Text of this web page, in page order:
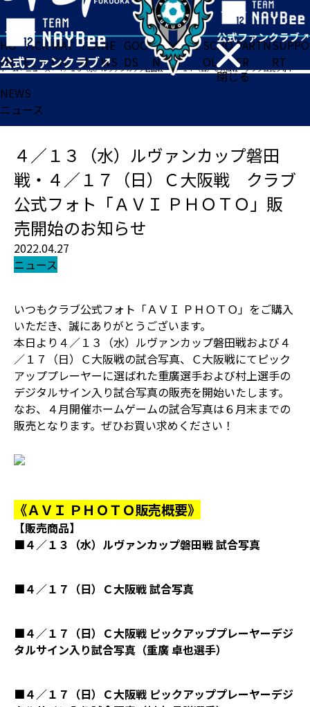
閉じる
HO
ME
TICK
ET
MAT
CH
TEA
M
NE
WS
GOO
DS
FA
N
ACADE
MY
SCHO
OL
PARTN
ER
SUPPO
RT
ホーム>ニュース>４／１３（水）ルヴァンカップ磐田戦・４／１７（日）Ｃ大阪戦 クラブ公式フォト「ＡＶＩ ＰＨＯＴＯ」販売開始のお知らせ
NEWS
ニュース
４／１３（水）ルヴァンカップ磐田
戦・４／１７（日）Ｃ大阪戦 クラブ
公式フォト「ＡＶＩ ＰＨＯＴＯ」販
売開始のお知らせ
2022.04.27
ニュース
いつもクラブ公式フォト「ＡＶＩ ＰＨＯＴＯ」をご購入
いただき、誠にありがとうございます。
本日より４／１３（水）ルヴァンカップ磐田戦および４
／１７（日）Ｃ大阪戦の試合写真、Ｃ大阪戦にてピック
アッププレーヤーに選ばれた重廣選手および村上選手の
デジタルサイン入り試合写真の販売を開始いたします。
なお、４月開催ホームゲームの試合写真は６月末までの
販売となります。ぜひお買い求めください！
《ＡＶＩ ＰＨＯＴＯ販売概要》
【販売商品】
■４／１３（水）ルヴァンカップ磐田戦 試合写真
■４／１７（日）Ｃ大阪戦 試合写真
■４／１７（日）Ｃ大阪戦 ピックアッププレーヤーデジ
タルサイン入り試合写真（重廣 卓也選手）
■４／１７（日）Ｃ大阪戦 ピックアッププレーヤーデジ